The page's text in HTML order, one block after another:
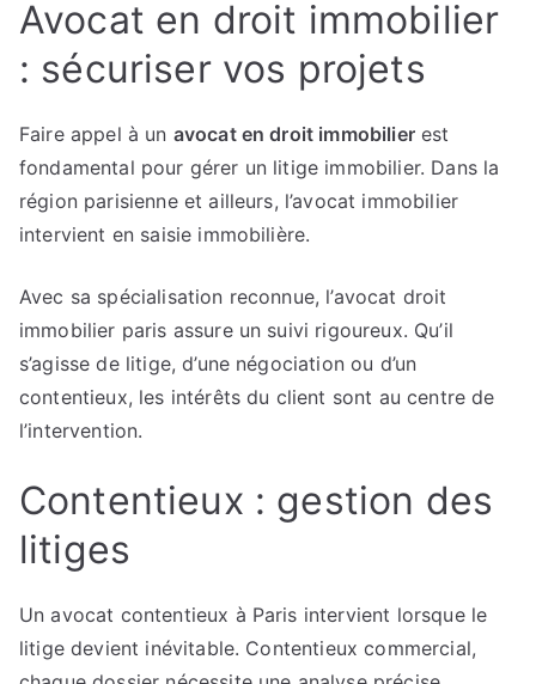
Avocat en droit immobilier
: sécuriser vos projets
Faire appel à un avocat en droit immobilierest
fondamental pour gérer un litige immobilier. Dans la
région parisienne et ailleurs, l’avocat immobilier
intervient en saisie immobilière.
Avec sa spécialisation reconnue, l’avocat droit
immobilier paris assure un suivi rigoureux. Qu’il
s’agisse de litige, d’une négociation ou d’un
contentieux, les intérêts du client sont au centre de
l’intervention.
Contentieux : gestion des
litiges
Un avocat contentieux à Paris intervient lorsque le
litige devient inévitable. Contentieux commercial,